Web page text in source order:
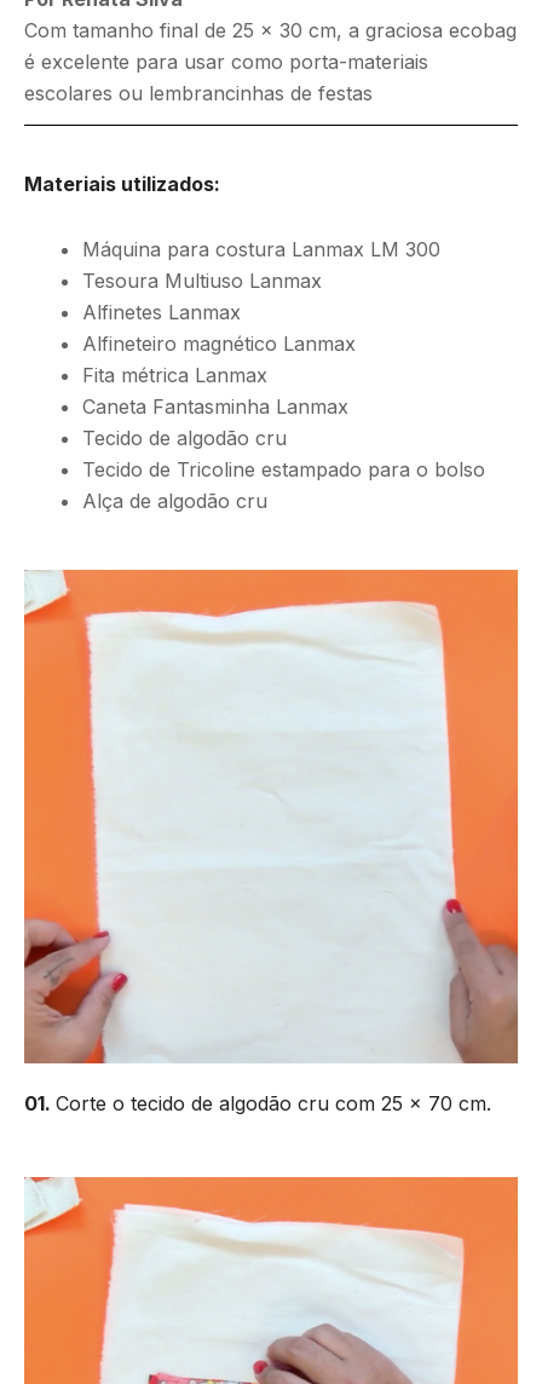
Com tamanho final de 25 x 30 cm, a graciosa ecobag
é excelente para usar como porta-materiais
escolares ou lembrancinhas de festas
Materiais utilizados:
Máquina para costura Lanmax LM 300
Tesoura Multiuso Lanmax
Alfinetes Lanmax
Alfineteiro magnético Lanmax
Fita métrica Lanmax
Caneta Fantasminha Lanmax
Tecido de algodão cru
Tecido de Tricoline estampado para o bolso
Alça de algodão cru
01. Corte o tecido de algodão cru com 25 x 70 cm.